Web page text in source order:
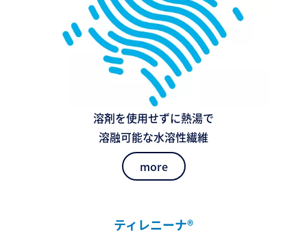
溶剤を使用せずに熱湯で
溶融可能な水溶性繊維
more
ティレニーナ®